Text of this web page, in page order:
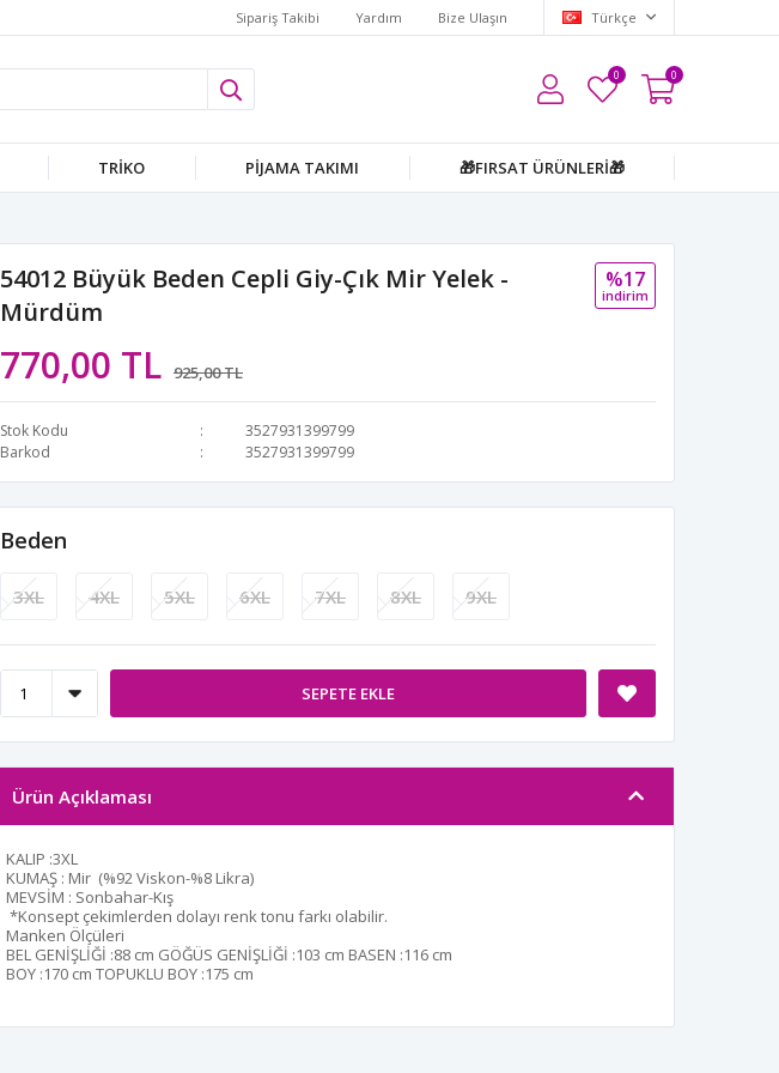
Sipariş Takibi Yardım Bize Ulaşın Türkçe
0 0
TRİKO PİJAMA TAKIMI 🎁FIRSAT ÜRÜNLERİ🎁
54012 Büyük Beden Cepli Giy-Çık Mir Yelek -
Mürdüm
770,00 TL 925,00 TL
%17
i̇ndi̇ri̇m
Stok Kodu
3527931399799
Barkod
3527931399799
Beden
3XL 4XL 5XL 6XL 7XL 8XL 9XL
SEPETE EKLE
Ürün Açıklaması
KALIP :3XL
KUMAŞ : Mir (%92 Viskon-%8 Likra)
MEVSİM : Sonbahar-Kış
*Konsept çekimlerden dolayı renk tonu farkı olabilir.
Manken Ölçüleri
BEL GENİŞLİĞİ :88 cm GÖĞÜS GENİŞLİĞİ :103 cm BASEN :116 cm
BOY :170 cm TOPUKLU BOY :175 cm